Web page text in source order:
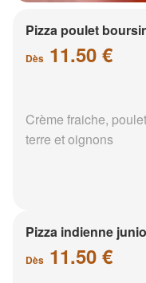
Pizza poulet
Dès 11.50 €
Crème fraiche,
terre et oignons
Pizza indienne
Dès 11.50 €